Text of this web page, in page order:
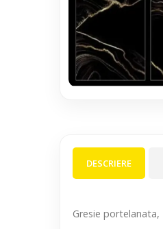
DESCRIERE
Gresie portelanata,